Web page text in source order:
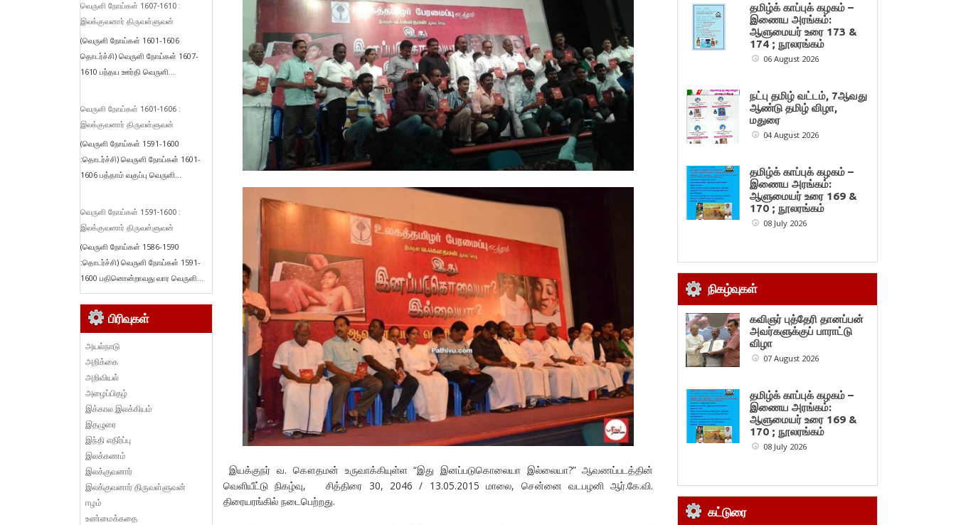
இயக்குநர் வ. கௌதமன் உருவாக்கியுள்ள “இது இனப்படுகொலையா இல்லையா?” ஆவணப்படத்தின்
வெளியீட்டு நிகழ்வு, சித்திரை 30, 2046 / 13.05.2015 மாலை, சென்னை வடபழனி ஆர்.கே.வி.
திரையரங்கில் நடைபெற்றது.
வெருளி நோய்கள் 1607-1610 :
இலக்குவனார் திருவள்ளுவன்
(வெருளி நோய்கள் 1601-1606
தொடர்ச்சி) வெருளி நோய்கள் 1607-
1610 பந்தய ஊர்தி வெருளி...
வெருளி நோய்கள் 1601-1606 :
இலக்குவனார் திருவள்ளுவன்
(வெருளி நோய்கள் 1591-1600
:தொடர்ச்சி) வெருளி நோய்கள் 1601-
1606 பத்தாம் வகுப்பு வெருளி...
வெருளி நோய்கள் 1591-1600 :
இலக்குவனார் திருவள்ளுவன்
(வெருளி நோய்கள் 1586-1590
:தொடர்ச்சி) வெருளி நோய்கள் 1591-
1600 பதினொன்றாவது வார வெருளி...
பிரிவுகள்
அயல்நாடு
அறிக்கை
அறிவியல்
அழைப்பிதழ்
இக்கால இலக்கியம்
இதழுரை
இந்தி எதிர்ப்பு
இலக்கணம்
இலக்குவனார்
இலக்குவனார் திருவள்ளுவன்
ஈழம்
உண்மைக்கதை
தமிழ்க் காப்புக் கழகம் –
இணைய அரங்கம்:
ஆளுமையர் உரை 173 &
174 ; நூலரங்கம்
06 August 2026
நட்பு தமிழ் வட்டம், 7ஆவது
ஆண்டு தமிழ் விழா,
மதுரை
04 August 2026
தமிழ்க் காப்புக் கழகம் –
இணைய அரங்கம்:
ஆளுமையர் உரை 169 &
170 ; நூலரங்கம்
08 July 2026
நிகழ்வுகள்
கவிஞர் புத்தேரி தானப்பன்
அவர்களுக்குப் பாராட்டு
விழா
07 August 2026
தமிழ்க் காப்புக் கழகம் –
இணைய அரங்கம்:
ஆளுமையர் உரை 169 &
170 ; நூலரங்கம்
08 July 2026
கட்டுரை